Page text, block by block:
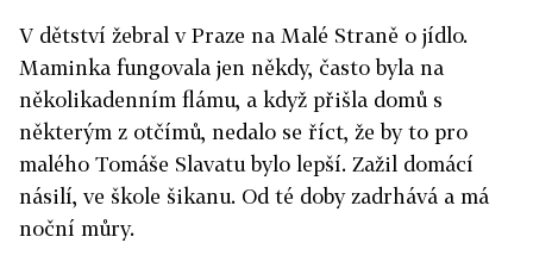
V dětství žebral v Praze na Malé Straně o jídlo.
Maminka fungovala jen někdy, často byla na
několikadenním flámu, a když přišla domů s
některým z otčímů, nedalo se říct, že by to pro
malého Tomáše Slavatu bylo lepší. Zažil domácí
násilí, ve škole šikanu. Od té doby zadrhává a má
noční můry.